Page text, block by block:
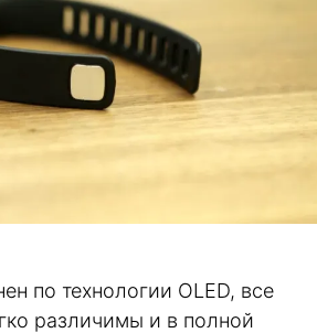
по технологии OLED, все
различимы и в полной